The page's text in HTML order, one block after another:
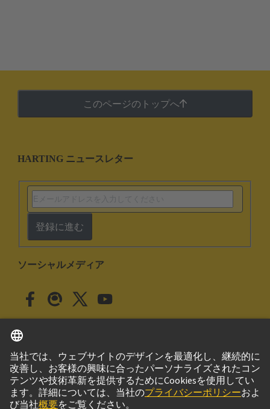
このページのトップへ
HARTING ニュースレター
登録に進む
ソーシャルメディア
日本 日本語